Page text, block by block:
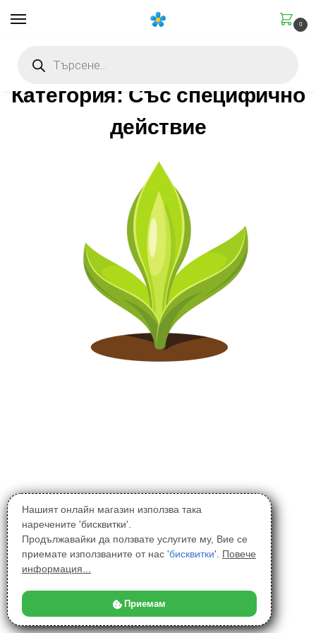
0
Категория: Със специфично
действие
Нашият онлайн магазин използва така
наречените 'бисквитки'.
Продължавайки да ползвате услугите му, Вие се
приемате използваните от нас 'бисквитки'. Повече
информация...
Приемам